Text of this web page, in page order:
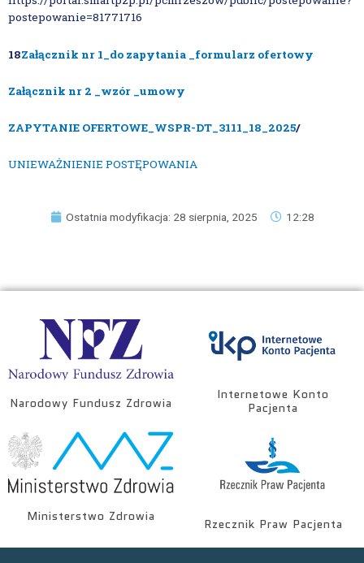
postepowanie=81771716
18Załącznik nr 1_do zapytania _formularz ofertowy
Załącznik nr 2 _wzór _umowy
ZAPYTANIE OFERTOWE_WSPR-DT_3111_18_2025/
UNIEWAŻNIENIE POSTĘPOWANIA
Ostatnia modyfikacja: 28 sierpnia, 2025 12:28
Narodowy Fundusz Zdrowia
Internetowe Konto
Pacjenta
Ministerstwo Zdrowia
Rzecznik Praw Pacjenta